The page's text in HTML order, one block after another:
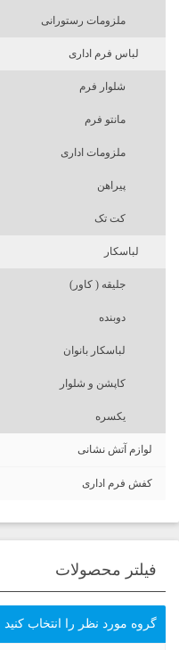
ملزومات رستورانی
لباس فرم اداری
شلوار فرم
مانتو فرم
ملزومات اداری
پیراهن
کت تک
لباسکار
جلیقه ( کاور)
دوبنده
لباسکار بانوان
کاپشن و شلوار
یکسره
لوازم آتش نشانی
کفش فرم اداری
فیلتر محصولات
گروه مورد نظر را انتخاب کنید